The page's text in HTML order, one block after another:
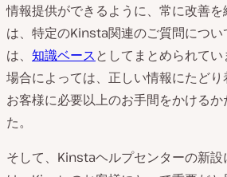
情報提供ができるように、常に改善
は、特定のKinsta関連のご質問につ
は、 知識ベースとしてまとめられてい
場合によっては、正しい情報にたど
お客様に必要以上のお手間をかける
た。
そして、Kinstaヘルプセンターの新